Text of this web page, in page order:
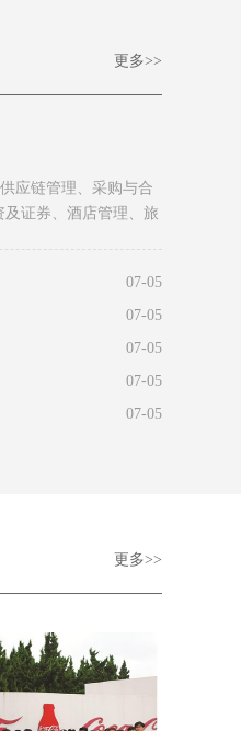
更多>>
应链管理、采购与合
及证券、酒店管理、旅
07-05
07-05
07-05
07-05
07-05
更多>>